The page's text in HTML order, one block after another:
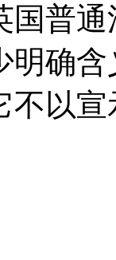
国普
明确
不以